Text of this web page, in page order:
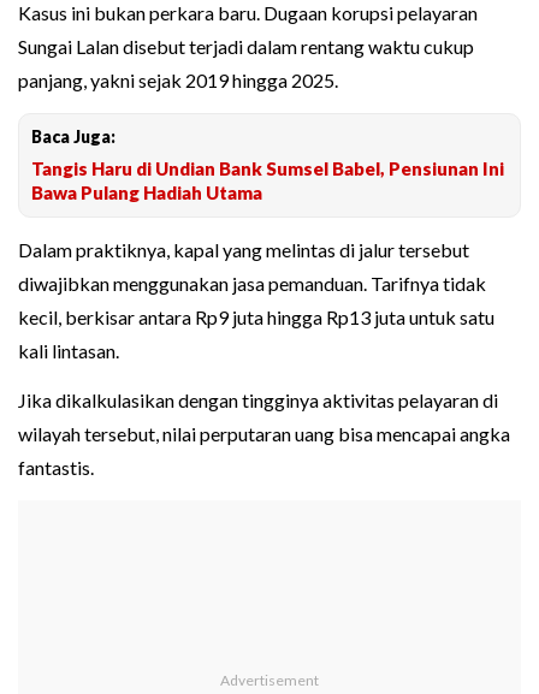
Kasus ini bukan perkara baru. Dugaan korupsi pelayaran
Sungai Lalan disebut terjadi dalam rentang waktu cukup
panjang, yakni sejak 2019 hingga 2025.
Baca Juga:
Tangis Haru di Undian Bank Sumsel Babel, Pensiunan Ini
Bawa Pulang Hadiah Utama
Dalam praktiknya, kapal yang melintas di jalur tersebut
diwajibkan menggunakan jasa pemanduan. Tarifnya tidak
kecil, berkisar antara Rp9 juta hingga Rp13 juta untuk satu
kali lintasan.
Jika dikalkulasikan dengan tingginya aktivitas pelayaran di
wilayah tersebut, nilai perputaran uang bisa mencapai angka
fantastis.